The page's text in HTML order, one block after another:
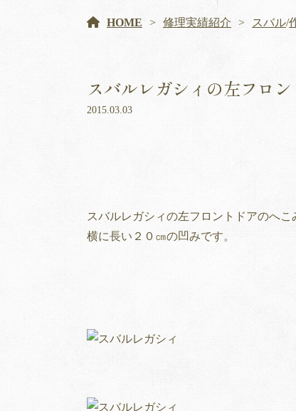
HOME 修理実績紹介 スバル/
スバルレガシィの左フロ
2015.03.03
スバルレガシィの左フロントドアのへこ
横に長い２０㎝の凹みです。